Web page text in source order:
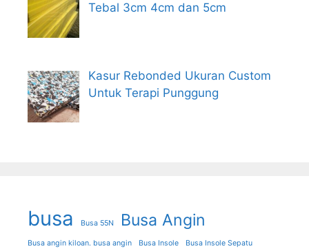
Tebal 3cm 4cm dan 5cm
Kasur Rebonded Ukuran Custom
Untuk Terapi Punggung
busa Busa 55N Busa Angin
Busa angin kiloan. busa angin Busa Insole Busa Insole Sepatu